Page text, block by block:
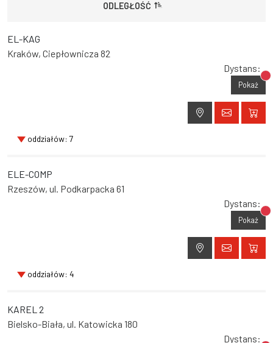
ODLEGŁOŚĆ
EL-KAG
Kraków, Ciepłownicza 82
Dystans:
Pokaż
oddziałów: 7
ELE-COMP
Rzeszów, ul. Podkarpacka 61
Dystans:
Pokaż
oddziałów: 4
KAREL 2
Bielsko-Biała, ul. Katowicka 180
Dystans: